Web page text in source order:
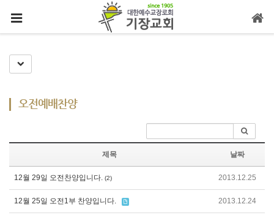
Toggle Dropdown
오전예배찬양
제목 날짜
12월 29일 오전찬양입니다. (2) 2013.12.25
12월 25일 오전1부 찬양입니다. 2013.12.24